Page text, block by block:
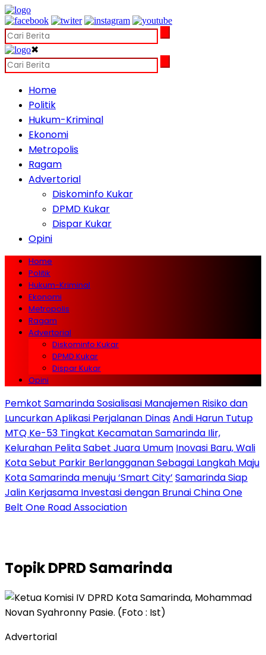
✖
Home
Politik
Hukum-Kriminal
Ekonomi
Metropolis
Ragam
Advertorial
Diskominfo Kukar
DPMD Kukar
Dispar Kukar
Opini
Home
Politik
Hukum-Kriminal
Ekonomi
Metropolis
Ragam
Advertorial
Diskominfo Kukar
DPMD Kukar
Dispar Kukar
Opini
Pemkot Samarinda Sosialisasi Manajemen Risiko dan
Luncurkan Aplikasi Perjalanan DinasAndi Harun Tutup
MTQ Ke-53 Tingkat Kecamatan Samarinda Ilir,
Kelurahan Pelita Sabet Juara Umum Inovasi Baru, Wali
Kota Sebut Parkir Berlangganan Sebagai Langkah Maju
Kota Samarinda menuju ‘Smart City’ Samarinda Siap
Jalin Kerjasama Investasi dengan Brunai China One
Belt One Road Association
TopikDPRD Samarinda
Advertorial